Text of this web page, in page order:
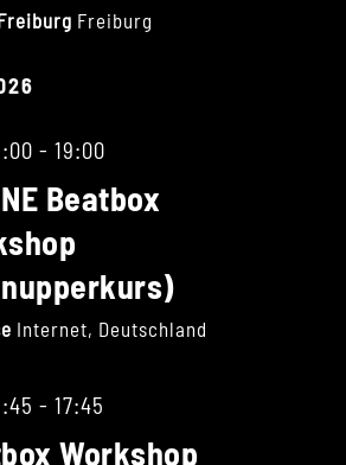
Freiburg
- 19:00
Beatbox
Internet, Deutschland
- 17:45
Workshop